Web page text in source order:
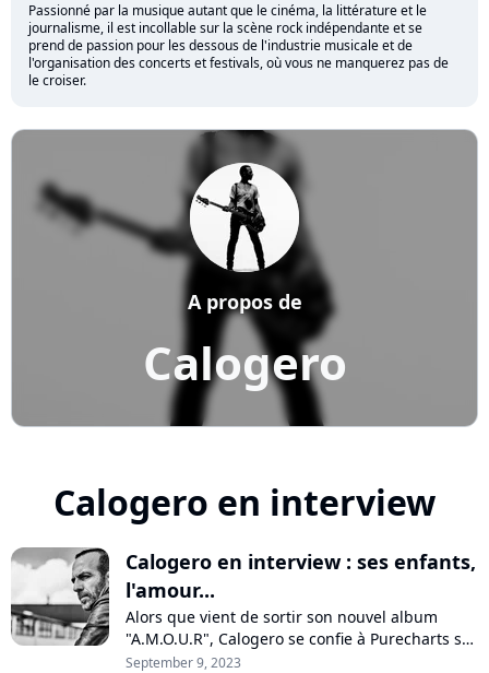
Passionné par la musique autant que le cinéma, la littérature et le
journalisme, il est incollable sur la scène rock indépendante et se
prend de passion pour les dessous de l'industrie musicale et de
l'organisation des concerts et festivals, où vous ne manquerez pas de
le croiser.
Calogero
A propos de
Calogero en interview
Calogero en interview : ses enfants,
l'amour...
Alors que vient de sortir son nouvel album
"A.M.O.U.R", Calogero se confie à Purecharts sur
la pression, sa vision de l'amour, son optimisme
September 9, 2023